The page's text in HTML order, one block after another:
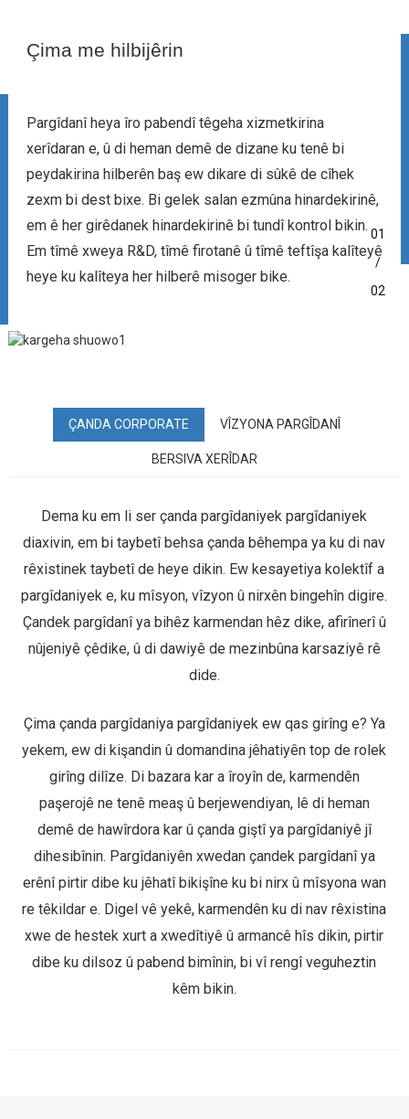
Çima me hilbijêrin
Pargîdanî heya îro pabendî têgeha xizmetkirina
xerîdaran e, û di heman demê de dizane ku tenê bi
peydakirina hilberên baş ew dikare di sûkê de cîhek
zexm bi dest bixe. Bi gelek salan ezmûna hinardekirinê,
em ê her girêdanek hinardekirinê bi tundî kontrol bikin.
Em tîmê xweya R&D, tîmê firotanê û tîmê teftîşa kalîteyê
heye ku kalîteya her hilberê misoger bike.
01
/
02
ÇANDA CORPORATE VÎZYONA PARGÎDANÎ
BERSIVA XERÎDAR
Dema ku em li ser çanda pargîdaniyek pargîdaniyek
diaxivin, em bi taybetî behsa çanda bêhempa ya ku di nav
rêxistinek taybetî de heye dikin. Ew kesayetiya kolektîf a
pargîdaniyek e, ku mîsyon, vîzyon û nirxên bingehîn digire.
Çandek pargîdanî ya bihêz karmendan hêz dike, afirînerî û
nûjeniyê çêdike, û di dawiyê de mezinbûna karsaziyê rê
dide.
Çima çanda pargîdaniya pargîdaniyek ew qas girîng e? Ya
yekem, ew di kişandin û domandina jêhatiyên top de rolek
girîng dilîze. Di bazara kar a îroyîn de, karmendên
paşerojê ne tenê meaş û berjewendiyan, lê di heman
demê de hawîrdora kar û çanda giştî ya pargîdaniyê jî
dihesibînin. Pargîdaniyên xwedan çandek pargîdanî ya
erênî pirtir dibe ku jêhatî bikişîne ku bi nirx û mîsyona wan
re têkildar e. Digel vê yekê, karmendên ku di nav rêxistina
xwe de hestek xurt a xwedîtiyê û armancê hîs dikin, pirtir
dibe ku dilsoz û pabend bimînin, bi vî rengî veguheztin
kêm bikin.